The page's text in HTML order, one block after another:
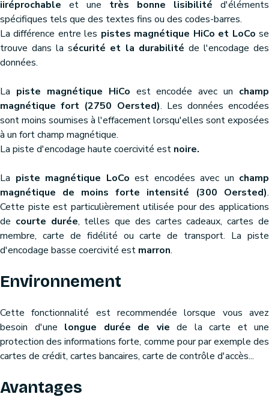
iiréprochable et une très bonne lisibilité d'éléments
spécifiques tels que des textes fins ou des codes-barres.
La différence entre les pistes magnétique HiCo et LoCo se
trouve dans la sécurité et la durabilité de l'encodage des
données.
La piste magnétique HiCo est encodée avec un champ
magnétique fort (2750 Oersted). Les données encodées
sont moins soumises à l'effacement lorsqu'elles sont exposées
à un fort champ magnétique.
La piste d'encodage haute coercivité est noire.
La piste magnétique LoCo est encodées avec un champ
magnétique de moins forte intensité (300 Oersted).
Cette piste est particulièrement utilisée pour des applications
de courte durée, telles que des cartes cadeaux, cartes de
membre, carte de fidélité ou carte de transport. La piste
d'encodage basse coercivité est marron.
Environnement
Cette fonctionnalité est recommendée lorsque vous avez
besoin d'une longue durée de vie de la carte et une
protection des informations forte, comme pour par exemple des
cartes de crédit, cartes bancaires, carte de contrôle d'accès...
Avantages